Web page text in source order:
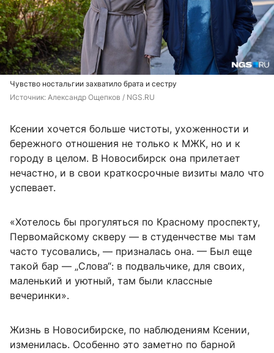
Чувство ностальгии захватило брата и сестру
Источник: Александр Ощепков / NGS.RU
Ксении хочется больше чистоты, ухоженности и
бережного отношения не только к МЖК, но и к
городу в целом. В Новосибирск она прилетает
нечастно, и в свои краткосрочные визиты мало что
успевает.
«Хотелось бы прогуляться по Красному проспекту,
Первомайскому скверу — в студенчестве мы там
часто тусовались, — призналась она. — Был еще
такой бар — „Слова“: в подвальчике, для своих,
маленький и уютный, там были классные
вечеринки».
Жизнь в Новосибирске, по наблюдениям Ксении,
изменилась. Особенно это заметно по барной